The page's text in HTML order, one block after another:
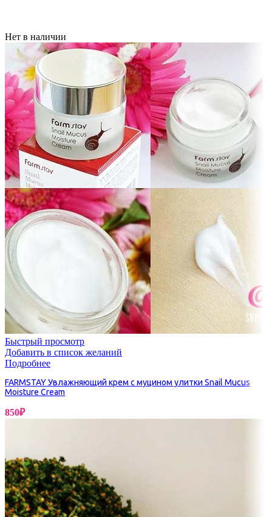
Нет в наличии
Быстрый просмотр
Добавить в список желаний
Подробнее
FARMSTAY Увлажняющий крем с муцином улитки Snail Mucus
Moisture Cream
850₽